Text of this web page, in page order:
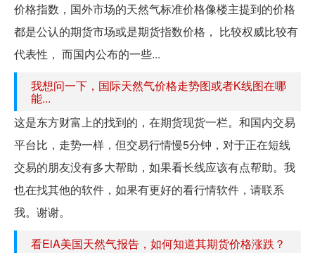
价格指数，国外市场的天然气标准价格像楼主提到的价格
都是公认的期货市场或是期货指数价格， 比较权威比较有
代表性， 而国内公布的一些...
我想问一下，国际天然气价格走势图或者K线图在哪
能...
这是东方财富上的找到的，在期货现货一栏。和国内交易
平台比，走势一样，但交易行情慢5分钟，对于正在短线
交易的朋友没有多大帮助，如果看长线应该有点帮助。我
也在找其他的软件，如果有更好的看行情软件，请联系
我。谢谢。
看EiA美国天然气报告，如何知道其期货价格涨跌？